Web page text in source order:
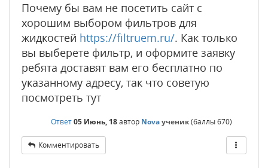
Почему бы вам не посетить сайт с
хорошим выбором фильтров для
жидкостей https://filtruem.ru/. Как только
вы выберете фильтр, и оформите заявку
ребята доставят вам его бесплатно по
указанному адресу, так что советую
посмотреть тут
Ответ05 Июнь, 18автор Novaученик(баллы670)
Комментировать